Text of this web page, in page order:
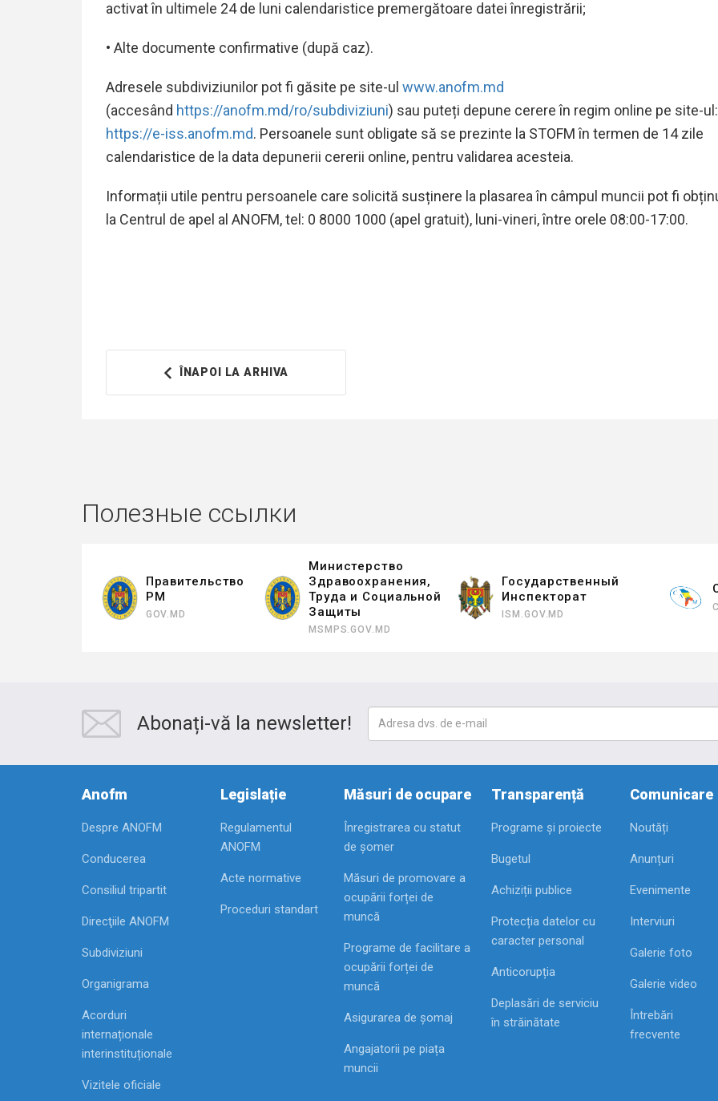
activat în ultimele 24 de luni calendaristice premergătoare datei înregistrării;
• Alte documente confirmative (după caz).
Adresele subdiviziunilor pot fi găsite pe site-ul www.anofm.md
(accesând https://anofm.md/ro/subdiviziuni) sau puteți depune cerere în regim online pe site-ul:
https://e-iss.anofm.md. Persoanele sunt obligate să se prezinte la STOFM în termen de 14 zile
calendaristice de la data depunerii cererii online, pentru validarea acesteia.
Informații utile pentru persoanele care solicită susținere la plasarea în câmpul muncii pot fi
la Centrul de apel al ANOFM, tel: 0 8000 1000 (apel gratuit), luni-vineri, între orele 08:00-17:00.
ÎNAPOI LA ARHIVA
Полезные ссылки
Правительство
РМ
GOV.MD
Министерство
Здравоохранения,
Труда и Социальной
Защиты
MSMPS.GOV.MD
Государственный
Инспекторат
ISM.GOV.MD
Abonați-vă la newsletter!
Anofm
Despre ANOFM
Conducerea
Consiliul tripartit
Direcţiile ANOFM
Subdiviziuni
Organigrama
Acorduri
internaționale
interinstituționale
Vizitele oficiale
Legislație
Regulamentul
ANOFM
Acte normative
Proceduri standart
Măsuri de ocupare
Înregistrarea cu statut
de șomer
Măsuri de promovare a
ocupării forței de
muncă
Programe de facilitare a
ocupării forței de
muncă
Asigurarea de șomaj
Angajatorii pe piața
muncii
Transparență
Programe și proiecte
Bugetul
Achiziții publice
Protecția datelor cu
caracter personal
Anticorupția
Deplasări de serviciu
în străinătate
Comunicare
Noutăți
Anunțuri
Evenimente
Interviuri
Galerie foto
Galerie video
Întrebări
frecvente